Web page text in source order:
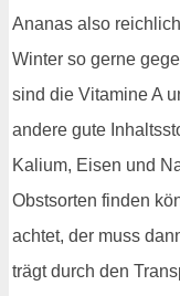
Ananas also
Winter so gerne
sind die Vitamine A
andere gute
Kalium, Eisen und
Obstsorten finden
achtet, der muss
trägt durch den